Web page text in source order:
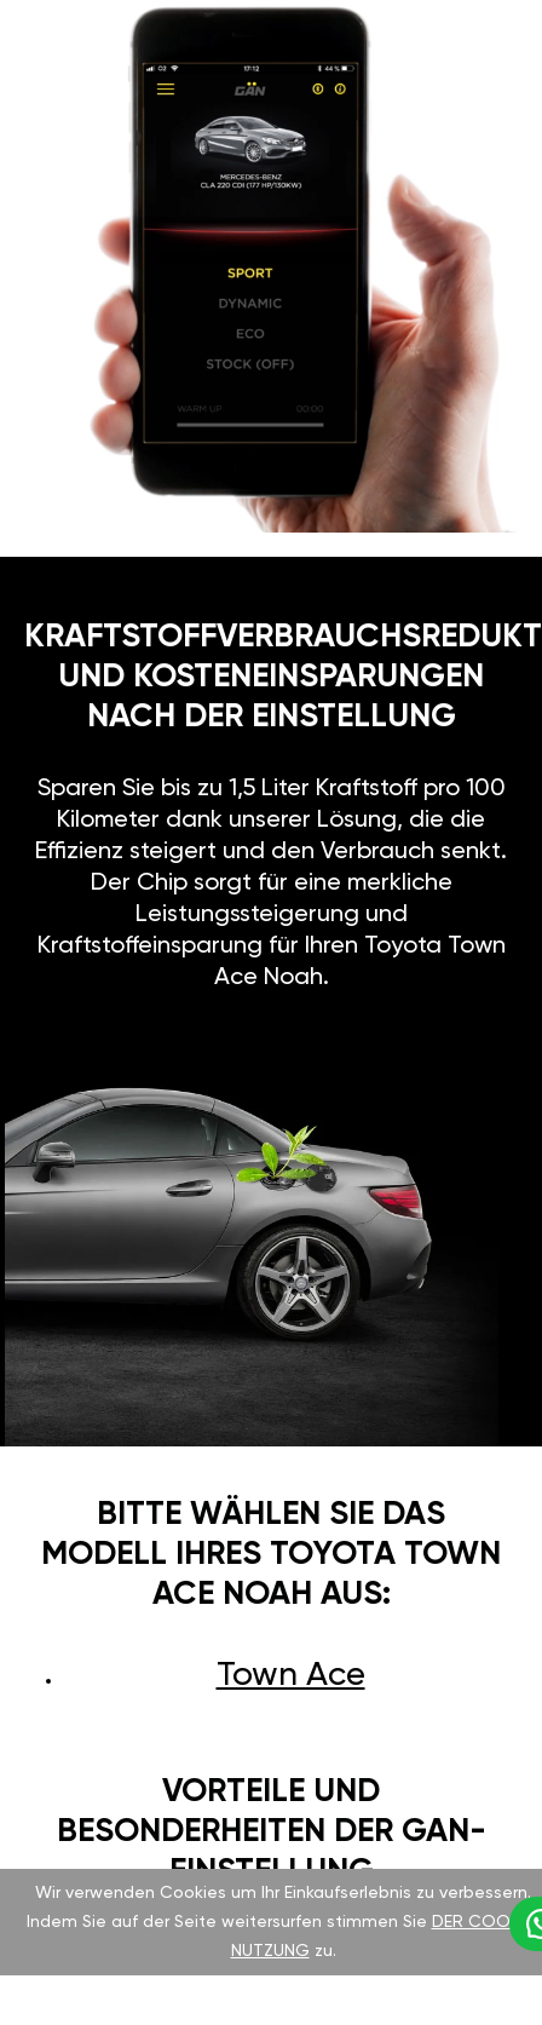
UND KOSTENEINSPARUNGEN
NACH DER EINSTELLUNG
Sparen Sie bis zu 1,5 Liter Kraftstoff pro 100
Kilometer dank unserer Lösung, die die
Effizienz steigert und den Verbrauch senkt.
Der Chip sorgt für eine merkliche
Leistungssteigerung und
Kraftstoffeinsparung für Ihren Toyota Town
Ace Noah.
BITTE WÄHLEN SIE DAS
MODELL IHRES TOYOTA TOWN
ACE NOAH AUS:
Town Ace
VORTEILE UND
BESONDERHEITEN DER GAN-
EINSTELLUNG
Toyota Town Ace Noah ist seit langem für seine
Zuverlässigkeit und Komfort bekannt. Das
Wir verwenden Cookies um Ihr Einkaufserlebnis zu verbessern.
Indem Sie auf der Seite weitersurfen stimmen Sie DER COOKIE-
NUTZUNG zu.